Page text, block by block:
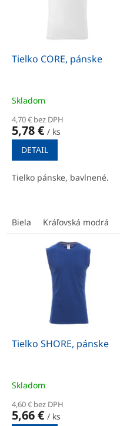
odTielko CORE, pánske
Skladom
4,70 € bez DPH
5,78 € / ks
DETAIL
Tielko pánske, bavlnené.
Biela Kráľovská modrá
Tielko SHORE, pánske
Skladom
4,60 € bez DPH
5,66 € / ks